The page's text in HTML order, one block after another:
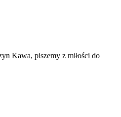
Kawa, piszemy z miłości do